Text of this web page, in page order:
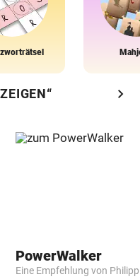
chevron_right
PowerWalker
Eine Empfehlung von